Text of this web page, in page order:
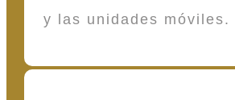
y las unidades móviles.